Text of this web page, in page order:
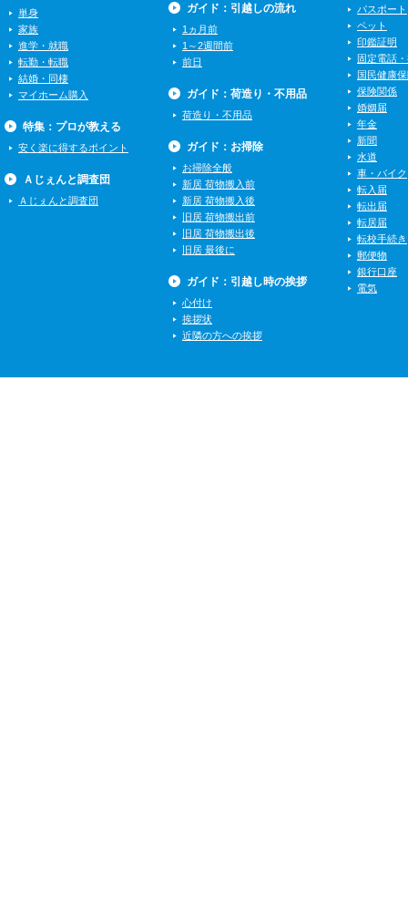
単身
家族
進学・就職
転勤・転職
結婚・同棲
マイホーム購入
特集：プロが教える
安く楽に得するポイント
Ａじぇんと調査団
Ａじぇんと調査団
ガイド：引越しの流れ
1ヵ月前
1～2週間前
前日
ガイド：荷造り・不用品
荷造り・不用品
ガイド：お掃除
お掃除全般
新居 荷物搬入前
新居 荷物搬入後
旧居 荷物搬出前
旧居 荷物搬出後
旧居 最後に
ガイド：引越し時の挨拶
心付け
挨拶状
近隣の方への挨拶
パスポート
ペット
印鑑証明
固定電話
国民健康
保険関係
婚姻届
年金
新聞
水道
車・バイク
転入届
転出届
転居届
転校手続き
郵便物
銀行口座
電気